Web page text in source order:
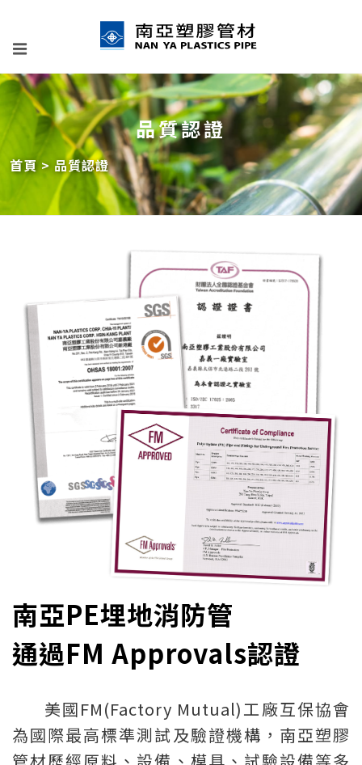
品質認證
首頁 品質認證
南亞PE埋地消防管
通過FM Approvals認證
美國FM(Factory Mutual)工廠互保協會
為國際最高標準測試及驗證機構，南亞塑膠